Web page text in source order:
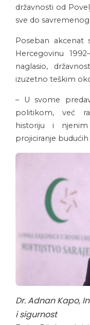
državnosti od
sve do
Poseban akcenat
Hercegovinu
naglasio,
izuzetno teškim
– U svome
politikom, već
historiju i
projiciranje
Dr. Adnan Kapo,
i sigurnost